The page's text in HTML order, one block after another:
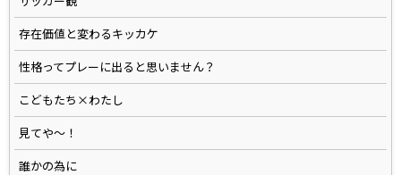
存在価値と変わるキッカケ
性格ってプレーに出ると思いません？
こどもたち×わたし
見てや～！
誰かの為に